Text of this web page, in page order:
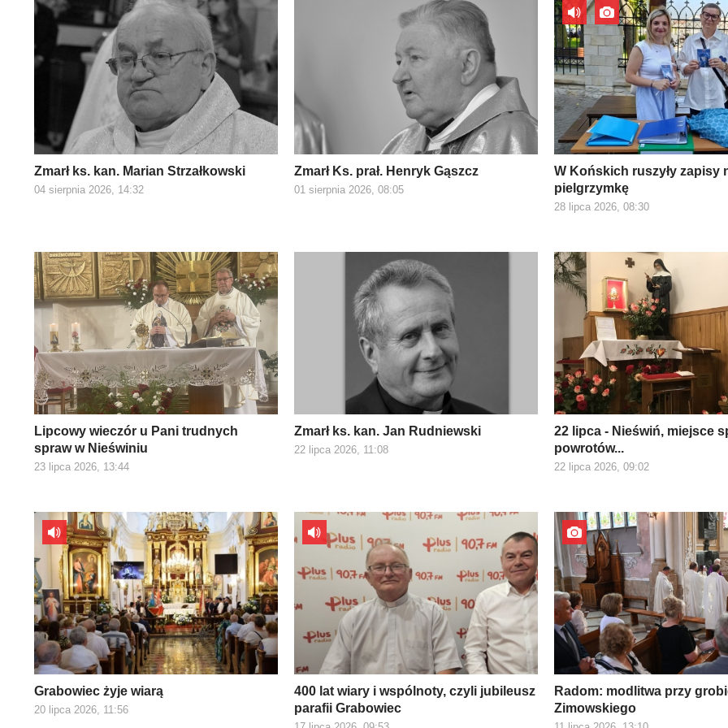
Zmarł ks. kan. Marian Strzałkowski
04 sierpnia 2026, 14:32
Zmarł Ks. prał. Henryk Gąszcz
01 sierpnia 2026, 08:05
W Końskich ruszyły zapisy
pielgrzymkę
28 lipca 2026, 08:30
Lipcowy wieczór u Pani trudnych
spraw w Nieświniu
23 lipca 2026, 13:44
Zmarł ks. kan. Jan Rudniewski
22 lipca 2026, 11:08
22 lipca - Nieświń, miejsce
powrotów...
22 lipca 2026, 09:02
Grabowiec żyje wiarą
20 lipca 2026, 11:56
400 lat wiary i wspólnoty, czyli jubileusz
parafii Grabowiec
Radom: modlitwa przy
Zimowskiego